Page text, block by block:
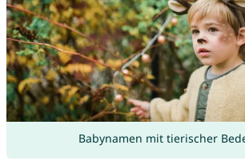
Babynamen mit tierischer